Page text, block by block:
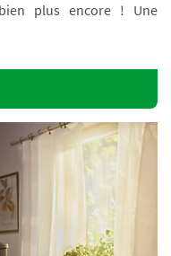
plus encore ! Une